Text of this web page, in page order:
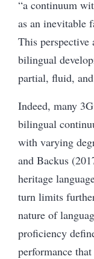
“a continuum
as an inevitable
This
bilingual
partial, fluid,
Indeed, many
bilingual
with varying
and Backus
heritage
turn limits
nature of
proficiency
performance